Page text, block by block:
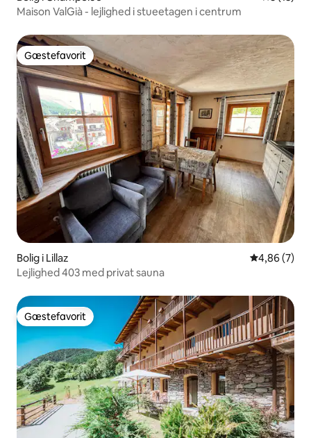
Maison ValGià - lejlighed i stueetagen i centrum
Gæstefavorit
Gæstefavorit
Bolig i Lillaz 4,86 ud af 5
4,86 (7)
Lejlighed 403 med privat sauna
Gæstefavorit
Gæstefavorit